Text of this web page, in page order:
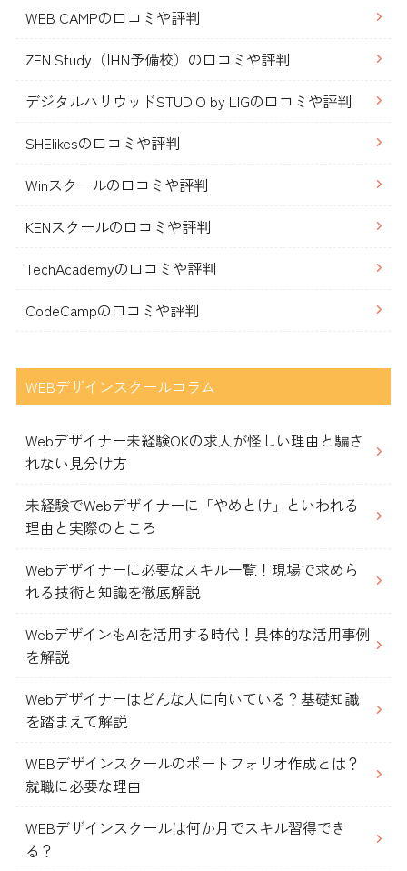
WEB CAMPの口コミや評判
ZEN Study（旧N予備校）の口コミや評判
デジタルハリウッドSTUDIO by LIGの口コミや評判
SHElikesの口コミや評判
Winスクールの口コミや評判
KENスクールの口コミや評判
TechAcademyの口コミや評判
CodeCampの口コミや評判
WEBデザインスクールコラム
Webデザイナー未経験OKの求人が怪しい理由と騙さ
れない見分け方
未経験でWebデザイナーに「やめとけ」といわれる
理由と実際のところ
Webデザイナーに必要なスキル一覧！現場で求めら
れる技術と知識を徹底解説
WebデザインもAIを活用する時代！具体的な活用事例
を解説
Webデザイナーはどんな人に向いている？基礎知識
を踏まえて解説
WEBデザインスクールのポートフォリオ作成とは？
就職に必要な理由
WEBデザインスクールは何か月でスキル習得でき
る？